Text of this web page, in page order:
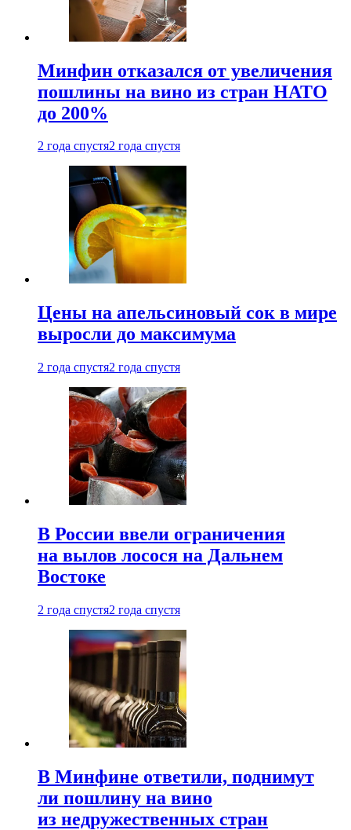
Минфин отказался от увеличения
пошлины на вино из стран НАТО
до 200%
2 года спустя2 года спустя
Цены на апельсиновый сок в мире
выросли до максимума
2 года спустя2 года спустя
В России ввели ограничения
на вылов лосося на Дальнем
Востоке
2 года спустя2 года спустя
В Минфине ответили, поднимут
ли пошлину на вино
из недружественных стран